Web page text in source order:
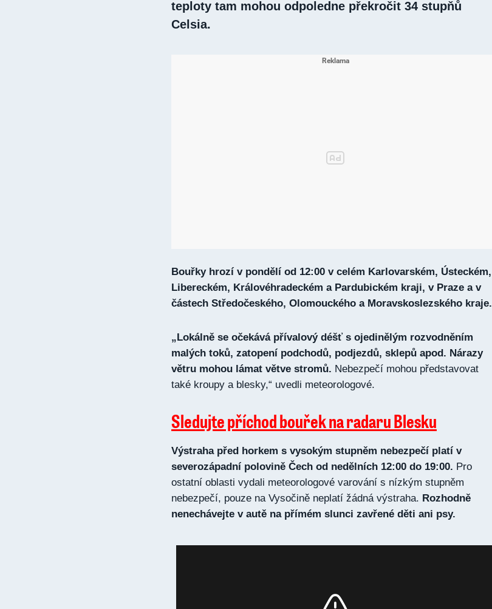
teploty tam mohou odpoledne překročit 34 stupňů
Celsia.
Bouřky hrozí v pondělí od 12:00 v celém Karlovarském, Ústeckém,
Libereckém, Královéhradeckém a Pardubickém kraji, v Praze a v
částech Středočeského, Olomouckého a Moravskoslezského kraje.
„Lokálně se očekává přívalový déšť s ojedinělým rozvodněním
malých toků, zatopení podchodů, podjezdů, sklepů apod. Nárazy
větru mohou lámat větve stromů. Nebezpečí mohou představovat
také kroupy a blesky,“ uvedli meteorologové.
Sledujte příchod bouřek na radaru Blesku
Výstraha před horkem s vysokým stupněm nebezpečí platí v
severozápadní polovině Čech od nedělních 12:00 do 19:00. Pro
ostatní oblasti vydali meteorologové varování s nízkým stupněm
nebezpečí, pouze na Vysočině neplatí žádná výstraha. Rozhodně
nenechávejte v autě na přímém slunci zavřené děti ani psy.